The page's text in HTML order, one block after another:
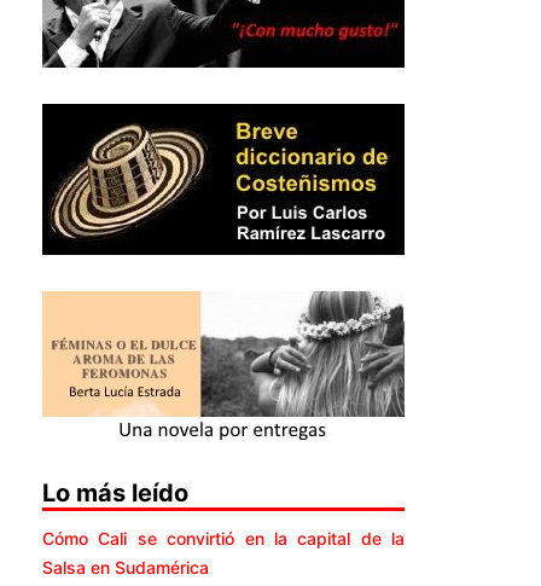
Lo más leído
Cómo Cali se convirtió en la capital de la
Salsa en Sudamérica